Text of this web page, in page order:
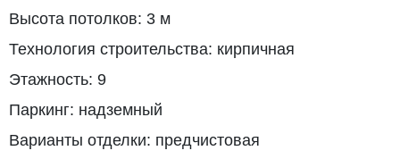
Высота потолков: 3 м
Технология строительства: кирпичная
Этажность: 9
Паркинг: надземный
Варианты отделки: предчистовая